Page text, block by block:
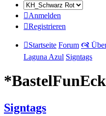
Anmelden
Registrieren
Startseite Forum 🙧
Laguna Azul Signtags
Signtags